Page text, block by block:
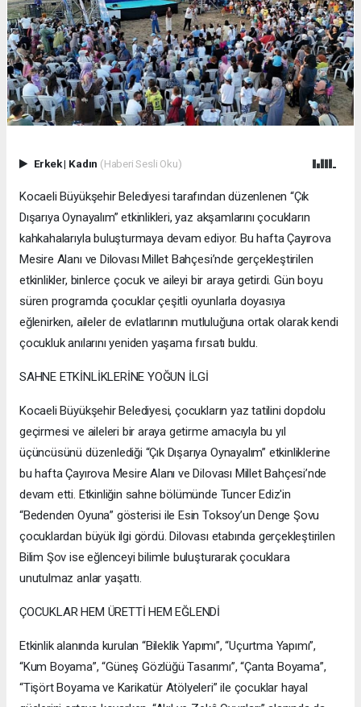
Erkek| Kadın (Haberi Sesli Oku)
Kocaeli Büyükşehir Belediyesi tarafından düzenlenen “Çık
Dışarıya Oynayalım” etkinlikleri, yaz akşamlarını çocukların
kahkahalarıyla buluşturmaya devam ediyor. Bu hafta Çayırova
Mesire Alanı ve Dilovası Millet Bahçesi’nde gerçekleştirilen
etkinlikler, binlerce çocuk ve aileyi bir araya getirdi. Gün boyu
süren programda çocuklar çeşitli oyunlarla doyasıya
eğlenirken, aileler de evlatlarının mutluluğuna ortak olarak kendi
çocukluk anılarını yeniden yaşama fırsatı buldu.
SAHNE ETKİNLİKLERİNE YOĞUN İLGİ
Kocaeli Büyükşehir Belediyesi, çocukların yaz tatilini dopdolu
geçirmesi ve aileleri bir araya getirme amacıyla bu yıl
üçüncüsünü düzenlediği “Çık Dışarıya Oynayalım” etkinliklerine
bu hafta Çayırova Mesire Alanı ve Dilovası Millet Bahçesi’nde
devam etti. Etkinliğin sahne bölümünde Tuncer Ediz'in
“Bedenden Oyuna” gösterisi ile Esin Toksoy’un Denge Şovu
çocuklardan büyük ilgi gördü. Dilovası etabında gerçekleştirilen
Bilim Şov ise eğlenceyi bilimle buluşturarak çocuklara
unutulmaz anlar yaşattı.
ÇOCUKLAR HEM ÜRETTİ HEM EĞLENDİ
Etkinlik alanında kurulan “Bileklik Yapımı”, “Uçurtma Yapımı”,
“Kum Boyama”, “Güneş Gözlüğü Tasarımı”, “Çanta Boyama”,
“Tişört Boyama ve Karikatür Atölyeleri” ile çocuklar hayal